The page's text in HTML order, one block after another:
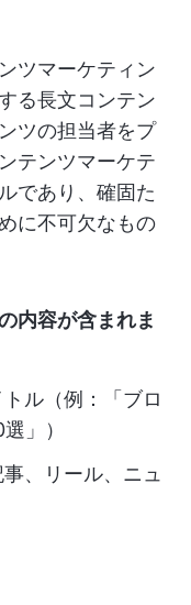
ツマーケティン
る長文コンテン
ツの担当者をプ
テンツマーケテ
であり、確固た
に不可欠なもの
内容が含まれま
ル（例：「ブロ
」）
、リール、ニュ